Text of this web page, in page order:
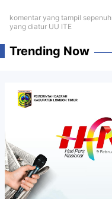
komentar yang tampil
yang diatur UU ITE
Trending Now